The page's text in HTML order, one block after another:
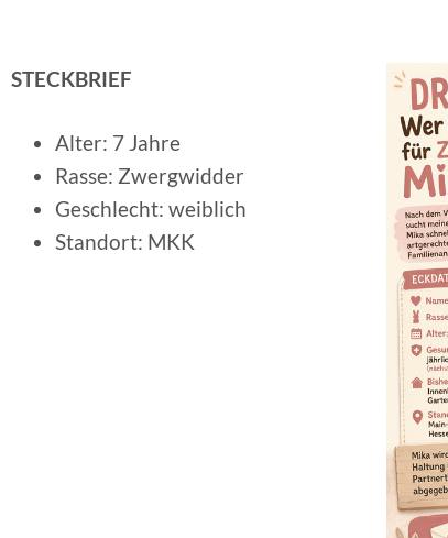
STECKBRIEF
Alter: 7 Jahre
Rasse: Zwergwidder
Geschlecht: weiblich
Standort: MKK